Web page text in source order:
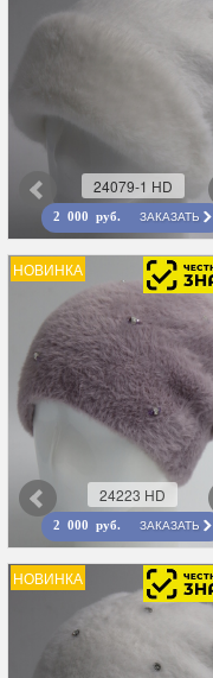
24079-1 HD
2 000 руб. ЗАКАЗАТЬ
НОВИНКА
24223 HD
2 000 руб. ЗАКАЗАТЬ
НОВИНКА